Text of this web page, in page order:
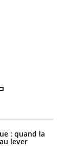
: quand la
lever